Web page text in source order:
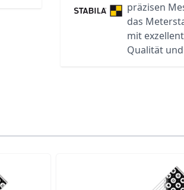
präzisen
das
mit
Qualität